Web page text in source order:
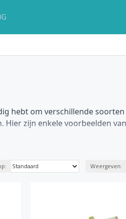
hebt om verschillende soorten
zijn enkele voorbeelden van
te sluiten op het
worden gebruikt. Zorg
Weergeven: